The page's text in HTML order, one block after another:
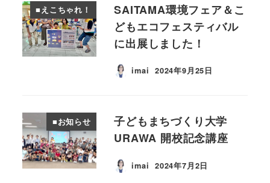
■えこちゃれ！
SAITAMA環境フェア＆こ
どもエコフェスティバル
に出展しました！
imai 投稿日
2024年9月25日
■お知らせ
子どもまちづくり大学
URAWA 開校記念講座
imai 投稿日
2024年7月2日